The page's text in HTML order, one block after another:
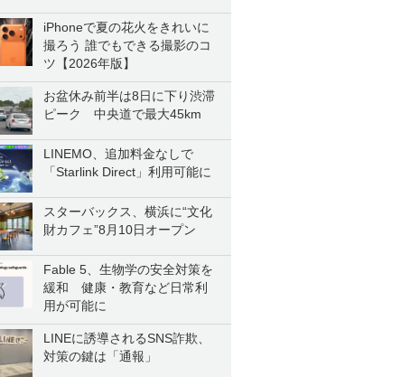
iPhoneで夏の花火をきれいに
撮ろう 誰でもできる撮影のコ
ツ【2026年版】
お盆休み前半は8日に下り渋滞
ピーク 中央道で最大45km
LINEMO、追加料金なしで
「Starlink Direct」利用可能に
スターバックス、横浜に“文化
財カフェ”8月10日オープン
Fable 5、生物学の安全対策を
緩和 健康・教育など日常利
用が可能に
LINEに誘導されるSNS詐欺、
対策の鍵は「通報」